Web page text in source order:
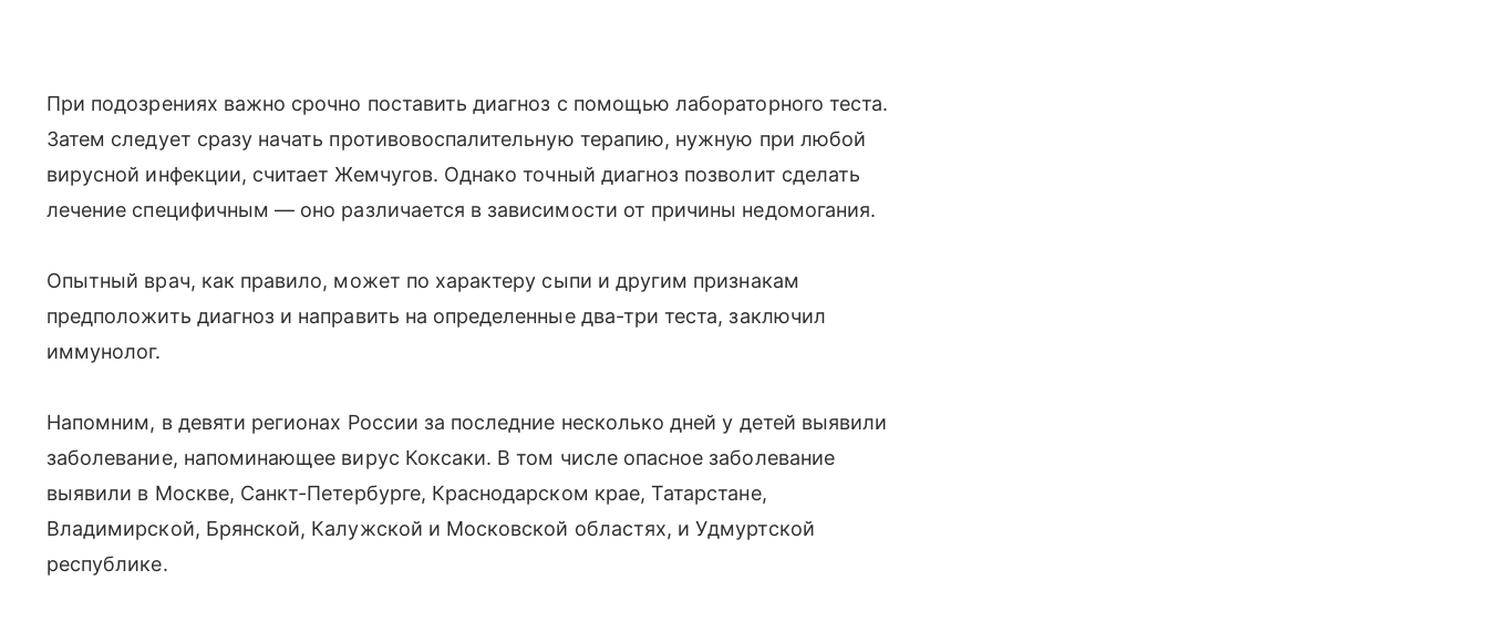
При подозрениях важно срочно поставить диагноз с помощью лабораторного теста.
Затем следует сразу начать противовоспалительную терапию, нужную при любой
вирусной инфекции, считает Жемчугов. Однако точный диагноз позволит сделать
лечение специфичным — оно различается в зависимости от причины недомогания.
Опытный врач, как правило, может по характеру сыпи и другим признакам
предположить диагноз и направить на определенные два-три теста, заключил
иммунолог.
Напомним, в девяти регионах России за последние несколько дней у детей выявили
заболевание, напоминающее вирус Коксаки. В том числе опасное заболевание
выявили в Москве, Санкт-Петербурге, Краснодарском крае, Татарстане,
Владимирской, Брянской, Калужской и Московской областях, и Удмуртской
республике.